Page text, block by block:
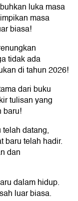
luka masa
masa
biasa!
tidak ada
di tahun 2026!
dari buku
tulisan yang
baru!
datang,
baru telah hadir.
dan
dalam hidup.
luar biasa.